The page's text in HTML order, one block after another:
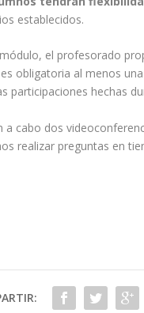
establecidos.
el profesorado
obligatoria al menos
participaciones hechas
a cabo dos
realizar preguntas en